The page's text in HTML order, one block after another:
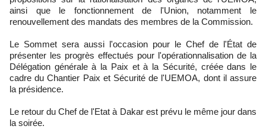
ainsi que le fonctionnement de l'Union, notamment le
renouvellement des mandats des membres de la Commission.
Le Sommet sera aussi l'occasion pour le Chef de l'État de
présenter les progrès effectués pour l'opérationnalisation de la
Délégation générale à la Paix et à la Sécurité, créée dans le
cadre du Chantier Paix et Sécurité de l'UEMOA, dont il assure
la présidence.
Le retour du Chef de l'Etat à Dakar est prévu le même jour dans
la soirée.